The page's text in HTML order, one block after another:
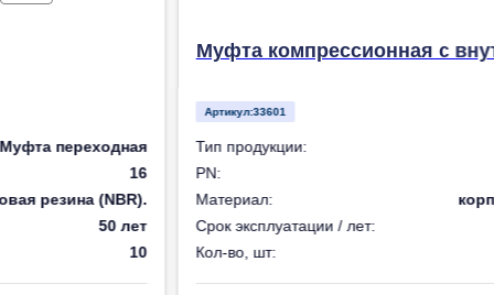
Муфта переходная
16
резина (NBR).
50 лет
10
Муфта компрессионная с
Артикул:33601
Тип продукции:
PN:
Материал:
Срок эксплуатации / лет:
Кол-во, шт: